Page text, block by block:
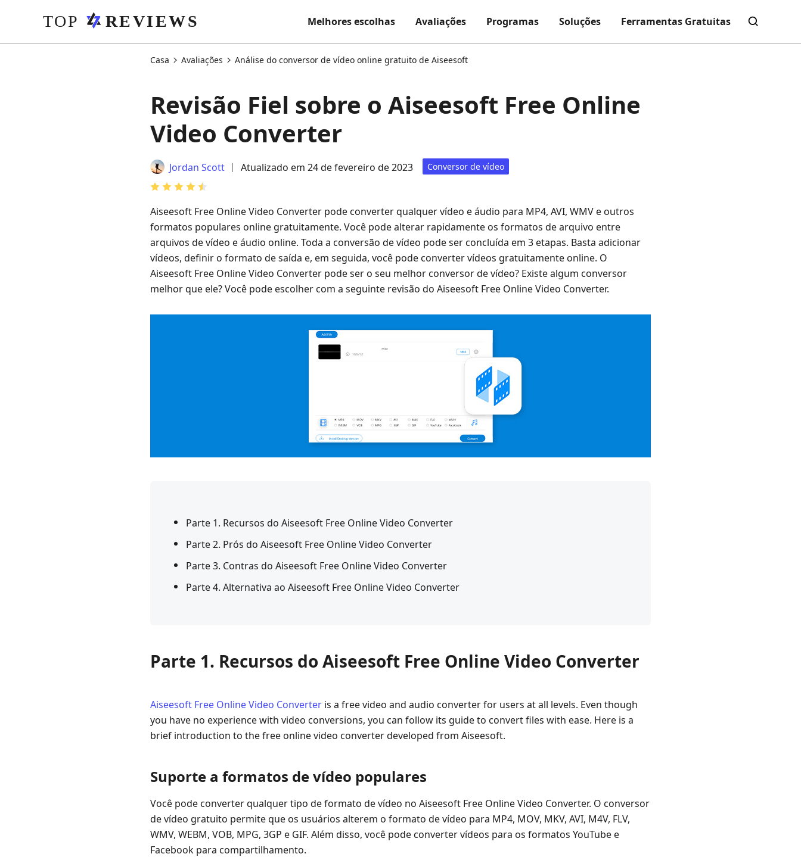
Melhores escolhas Avaliações Programas Soluções Ferramentas Gratuitas
Casa Avaliações Análise do conversor de vídeo online gratuito de Aiseesoft
Revisão Fiel sobre o Aiseesoft Free Online
Video Converter
Jordan Scott Atualizado em 24 de fevereiro de 2023 Conversor de vídeo
Aiseesoft Free Online Video Converter pode converter qualquer vídeo e áudio para MP4, AVI, WMV e outros
formatos populares online gratuitamente. Você pode alterar rapidamente os formatos de arquivo entre
arquivos de vídeo e áudio online. Toda a conversão de vídeo pode ser concluída em 3 etapas. Basta adicionar
vídeos, definir o formato de saída e, em seguida, você pode converter vídeos gratuitamente online. O
Aiseesoft Free Online Video Converter pode ser o seu melhor conversor de vídeo? Existe algum conversor
melhor que ele? Você pode escolher com a seguinte revisão do Aiseesoft Free Online Video Converter.
Parte 1. Recursos do Aiseesoft Free Online Video Converter
Parte 2. Prós do Aiseesoft Free Online Video Converter
Parte 3. Contras do Aiseesoft Free Online Video Converter
Parte 4. Alternativa ao Aiseesoft Free Online Video Converter
Parte 1. Recursos do Aiseesoft Free Online Video Converter
Aiseesoft Free Online Video Converter is a free video and audio converter for users at all levels. Even though
you have no experience with video conversions, you can follow its guide to convert files with ease. Here is a
brief introduction to the free online video converter developed from Aiseesoft.
Suporte a formatos de vídeo populares
Você pode converter qualquer tipo de formato de vídeo no Aiseesoft Free Online Video Converter. O conversor
de vídeo gratuito permite que os usuários alterem o formato de vídeo para MP4, MOV, MKV, AVI, M4V, FLV,
WMV, WEBM, VOB, MPG, 3GP e GIF. Além disso, você pode converter vídeos para os formatos YouTube e
Facebook para compartilhamento.